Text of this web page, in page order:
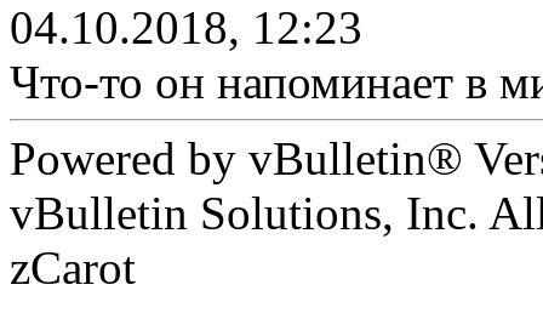
04.10.2018, 12:23
Что-то он напоминает в
Powered by vBulletin®
vBulletin Solutions, Inc.
zCarot